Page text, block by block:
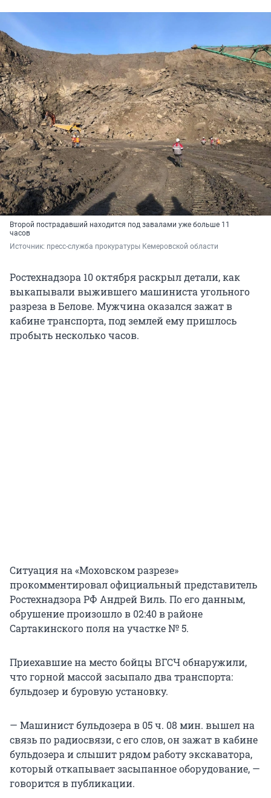
Второй пострадавший находится под завалами уже больше 11
часов
Источник: пресс-служба прокуратуры Кемеровской области
Ростехнадзора 10 октября раскрыл детали, как
выкапывали выжившего машиниста угольного
разреза в Белове. Мужчина оказался зажат в
кабине транспорта, под землей ему пришлось
пробыть несколько часов.
Ситуация на «Моховском разрезе»
прокомментировал официальный представитель
Ростехнадзора РФ Андрей Виль. По его данным,
обрушение произошло в 02:40 в районе
Сартакинского поля на участке № 5.
Приехавшие на место бойцы ВГСЧ обнаружили,
что горной массой засыпало два транспорта:
бульдозер и буровую установку.
— Машинист бульдозера в 05 ч. 08 мин. вышел на
связь по радиосвязи, с его слов, он зажат в кабине
бульдозера и слышит рядом работу экскаватора,
который откапывает засыпанное оборудование, —
говорится в публикации.